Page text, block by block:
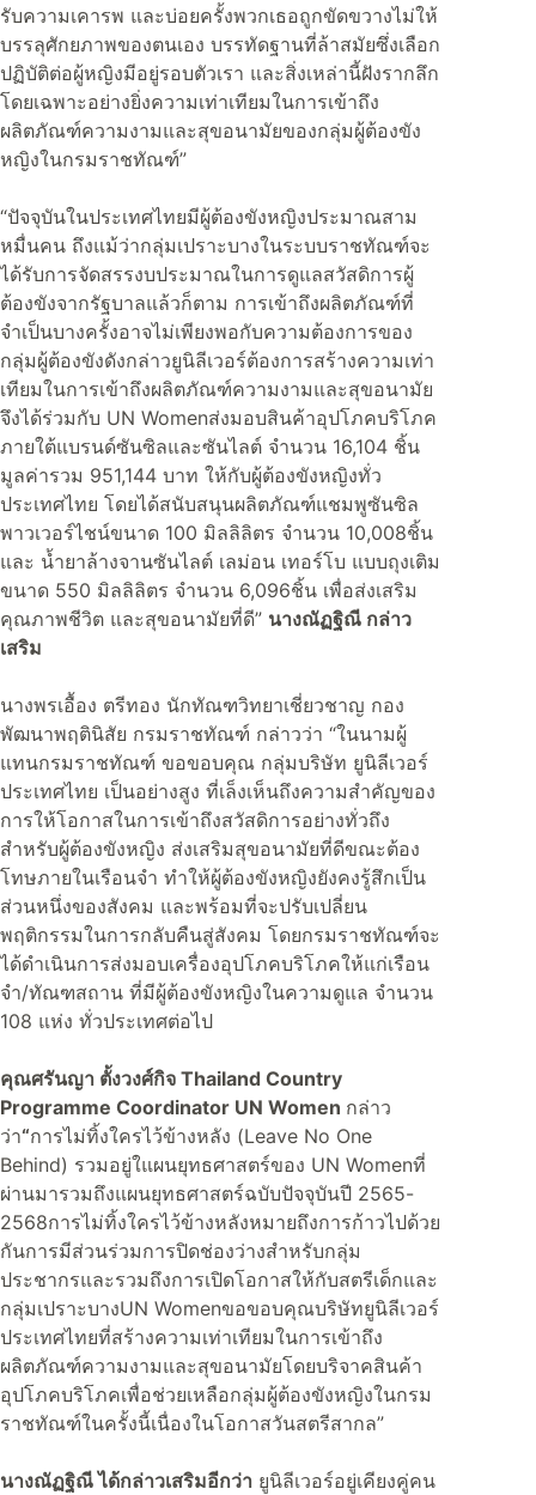
รับความเคารพ และบ่อยครั้งพวกเธอถูกขัดขวางไม่ให้
บรรลุศักยภาพของตนเอง บรรทัดฐานที่ล้าสมัยซึ่งเลือก
ปฏิบัติต่อผู้หญิงมีอยู่รอบตัวเรา และสิ่งเหล่านี้ฝังรากลึก
โดยเฉพาะอย่างยิ่งความเท่าเทียมในการเข้าถึง
ผลิตภัณฑ์ความงามและสุขอนามัยของกลุ่มผู้ต้องขัง
หญิงในกรมราชทัณฑ์”
“ปัจจุบันในประเทศไทยมีผู้ต้องขังหญิงประมาณสาม
หมื่นคน ถึงแม้ว่ากลุ่มเปราะบางในระบบราชทัณฑ์จะ
ได้รับการจัดสรรงบประมาณในการดูแลสวัสดิการผู้
ต้องขังจากรัฐบาลแล้วก็ตาม การเข้าถึงผลิตภัณฑ์ที่
จำเป็นบางครั้งอาจไม่เพียงพอกับความต้องการของ
กลุ่มผู้ต้องขังดังกล่าวยูนิลีเวอร์ต้องการสร้างความเท่า
เทียมในการเข้าถึงผลิตภัณฑ์ความงามและสุขอนามัย
จึงได้ร่วมกับ UN Womenส่งมอบสินค้าอุปโภคบริโภค
ภายใต้แบรนด์ซันซิลและซันไลต์ จำนวน 16,104 ชิ้น
มูลค่ารวม 951,144 บาท ให้กับผู้ต้องขังหญิงทั่ว
ประเทศไทย โดยได้สนับสนุนผลิตภัณฑ์แชมพูซันซิล
พาวเวอร์ไชน์ขนาด 100 มิลลิลิตร จำนวน 10,008ชิ้น
และ น้ำยาล้างจานซันไลต์ เลม่อน เทอร์โบ แบบถุงเติม
ขนาด 550 มิลลิลิตร จำนวน 6,096ชิ้น เพื่อส่งเสริม
คุณภาพชีวิต และสุขอนามัยที่ดี” นางณัฏฐิณี กล่าว
เสริม
นางพรเอื้อง ตรีทอง นักทัณฑวิทยาเชี่ยวชาญ กอง
พัฒนาพฤตินิสัย กรมราชทัณฑ์ กล่าวว่า “ในนามผู้
แทนกรมราชทัณฑ์ ขอขอบคุณ กลุ่มบริษัท ยูนิลีเวอร์
ประเทศไทย เป็นอย่างสูง ที่เล็งเห็นถึงความสำคัญของ
การให้โอกาสในการเข้าถึงสวัสดิการอย่างทั่วถึง
สำหรับผู้ต้องขังหญิง ส่งเสริมสุขอนามัยที่ดีขณะต้อง
โทษภายในเรือนจำ ทำให้ผู้ต้องขังหญิงยังคงรู้สึกเป็น
ส่วนหนึ่งของสังคม และพร้อมที่จะปรับเปลี่ยน
พฤติกรรมในการกลับคืนสู่สังคม โดยกรมราชทัณฑ์จะ
ได้ดำเนินการส่งมอบเครื่องอุปโภคบริโภคให้แก่เรือน
จำ/ทัณฑสถาน ที่มีผู้ต้องขังหญิงในความดูแล จำนวน
108 แห่ง ทั่วประเทศต่อไป
คุณศรันญา ตั้งวงศ์กิจ Thailand Country
Programme Coordinator UN Women กล่าว
ว่า“การไม่ทิ้งใครไว้ข้างหลัง (Leave No One
Behind) รวมอยู่ใแผนยุทธศาสตร์ของ UN Womenที่
ผ่านมารวมถึงแผนยุทธศาสตร์ฉบับปัจจุบันปี 2565-
2568การไม่ทิ้งใครไว้ข้างหลังหมายถึงการก้าวไปด้วย
กันการมีส่วนร่วมการปิดช่องว่างสำหรับกลุ่ม
ประชากรและรวมถึงการเปิดโอกาสให้กับสตรีเด็กและ
กลุ่มเปราะบางUN Womenขอขอบคุณบริษัทยูนิลีเวอร์
ประเทศไทยที่สร้างความเท่าเทียมในการเข้าถึง
ผลิตภัณฑ์ความงามและสุขอนามัยโดยบริจาคสินค้า
อุปโภคบริโภคเพื่อช่วยเหลือกลุ่มผู้ต้องขังหญิงในกรม
ราชทัณฑ์ในครั้งนี้เนื่องในโอกาสวันสตรีสากล”
นางณัฏฐิณี ได้กล่าวเสริมอีกว่า ยูนิลีเวอร์อยู่เคียงคู่คน